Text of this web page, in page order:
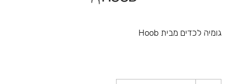
גומיה לכדים מבית Hoob